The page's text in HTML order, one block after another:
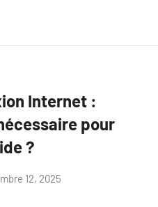
Internet :
pour
?
12, 2025